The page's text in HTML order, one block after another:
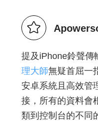
提及iPhone鈴聲傳
理大師無疑首屈一
安卓系統且高效管
接，所有的資料會
類到控制台的不同